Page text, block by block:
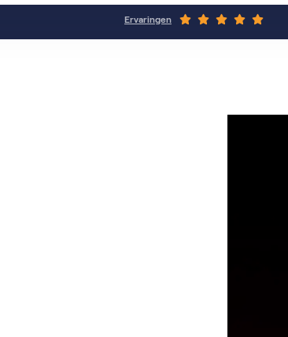
Ervaringen